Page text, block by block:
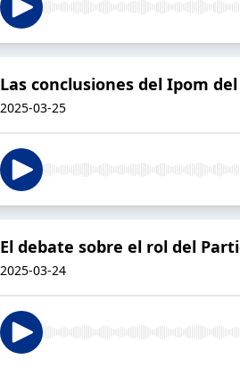
Las conclusiones del Ipom
2025-03-25
El debate sobre el rol del
2025-03-24